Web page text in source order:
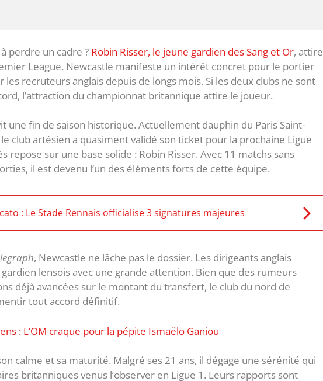
perdre un cadre ? Robin Risser, le jeune gardien des Sang et Or, attire
League. Newcastle manifeste un intérêt concret pour le portier
les recruteurs anglais depuis de longs mois. Si les deux clubs ne sont
l’attraction du championnat britannique attire le joueur.
une fin de saison historique. Actuellement dauphin du Paris Saint-
club artésien a quasiment validé son ticket pour la prochaine Ligue
repose sur une base solide : Robin Risser. Avec 11 matchs sans
il est devenu l’un des éléments forts de cette équipe.
: Le Stade Rennais officialise 3 signatures majeures
, Newcastle ne lâche pas le dossier. Les dirigeants anglais
lensois avec une grande attention. Bien que des rumeurs
déjà avancées sur le montant du transfert, le club du nord de
tout accord définitif.
: L’OM craque pour la pépite Ismaëlo Ganiou
calme et sa maturité. Malgré ses 21 ans, il dégage une sérénité qui
britanniques venus l’observer en Ligue 1. Leurs rapports sont